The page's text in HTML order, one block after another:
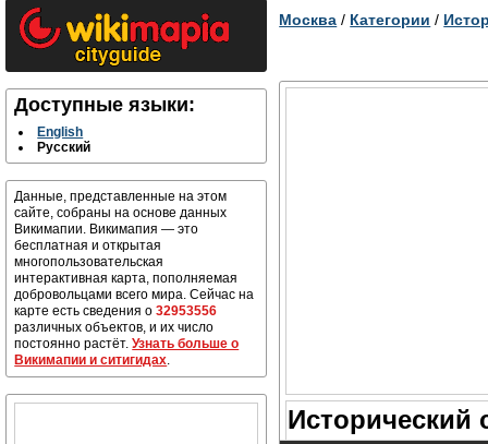
Доступные языки:
English
Русский
Данные, представленные на этом
сайте, собраны на основе данных
Викимапии. Викимапия — это
бесплатная и открытая
многопользовательская
интерактивная карта, пополняемая
добровольцами всего мира. Сейчас на
карте есть сведения о32953556
различных объектов, и их число
постоянно растёт.Узнать больше о
Викимапии и ситигидах.
Москва / Категории /
Исторический